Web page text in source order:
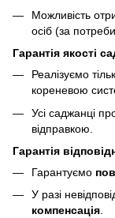
Можливість
осіб (за
Гарантія якості
Реалізуємо
кореневою
Усі саджанці
відправкою.
Гарантія
Гарантуємо
У разі
компенсація.